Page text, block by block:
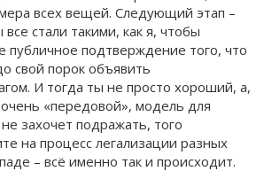
всех вещей. Следующий этап –
стали такими, как я, чтобы
публичное подтверждение того, что
свой порок объявить
И тогда ты не просто хороший, а,
«передовой», модель для
захочет подражать, того
на процесс легализации разных
– всё именно так и происходит.